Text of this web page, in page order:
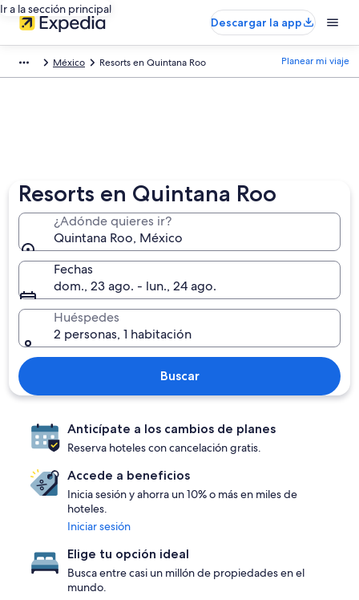
Ir a la sección principal
Descargar la app
México Resorts en Quintana Roo Planear mi viaje
Resorts en Quintana Roo
¿Adónde quieres ir?
Quintana Roo, México
Fechas
dom., 23 ago. - lun., 24 ago.
Huéspedes
2 personas, 1 habitación
Buscar
Anticípate a los cambios de planes
Reserva hoteles con cancelación gratis.
Accede a beneficios
Inicia sesión y ahorra un 10% o más en miles de
hoteles.
Iniciar sesión
Elige tu opción ideal
Busca entre casi un millón de propiedades en el
mundo.